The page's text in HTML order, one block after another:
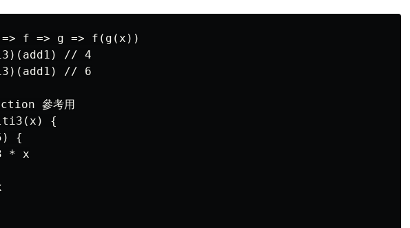
f => g => f(g(x))
// 4
// 6
參考用
{
{
* x